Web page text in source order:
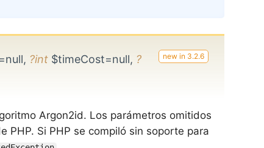
?int$timeCost=null, ?
Argon2id. Los parámetros omitidos
PHP. Si PHP se compiló sin soporte para